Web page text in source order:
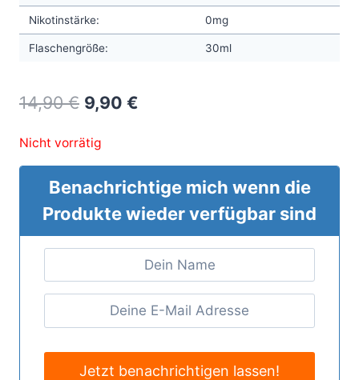
Nikotinstärke: 0mg
Flaschengröße: 30ml
14,90€ Original
was:
14,90 €.
9,90 €
9,90 €.
Nicht vorrätig
Benachrichtige mich wenn die
Produkte wieder verfügbar sind